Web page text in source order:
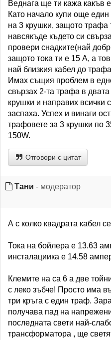
Веднага ще ти кажа какъв
Като начало купи още
на 3 крушки, защото трафа
навсякъде където си
провери снадките(най
защото тока ти е 15 А, а
най близкия кабел до
Имах същия проблем в
свързах 2-та трафа в
крушки и направих всички
заспаха. Успех и винаги
трафовете за 3 крушки по
150W.
Отговори с цитат
Тани - модератор
А с колко квадрата кабел
Тока на бойлера е 13.63
инсталациика е 14.58
Клемите на са 6 а две
с леко зъбче! Просто има
три кръга с един траф.
получава пад на
последната свети най-
трансформатора , ще